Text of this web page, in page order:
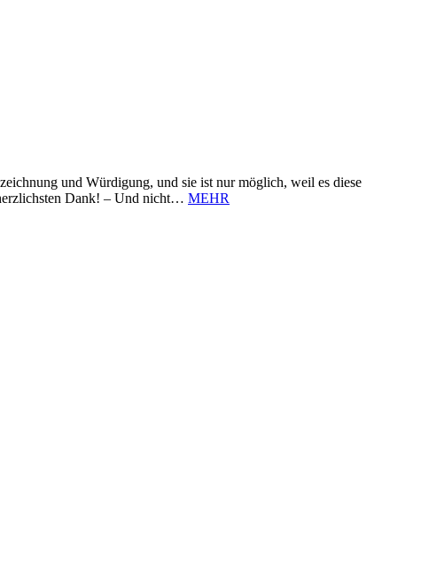
und Würdigung, und sie ist nur möglich, weil es diese
Dank! – Und nicht… MEHR